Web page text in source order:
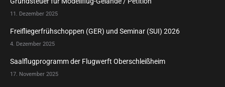
11. Dezember 2025
Freifliegerfrühschoppen (GER) und Seminar (SUI) 2026
4. Dezember 2025
Saalflugprogramm der Flugwerft Oberschleißheim
17. November 2025